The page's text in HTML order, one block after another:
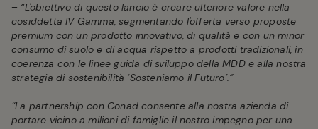
– “L'obiettivo di questo lancio è creare ulteriore valore nella
cosiddetta IV Gamma, segmentando l'offerta verso proposte
premium con un prodotto innovativo, di qualità e con un minor
consumo di suolo e di acqua rispetto a prodotti tradizionali, in
coerenza con le linee guida di sviluppo della MDD e alla nostra
strategia di sostenibilità ‘Sosteniamo il Futuro’.”
“La partnership con Conad consente alla nostra azienda di
portare vicino a milioni di famiglie il nostro impegno per una